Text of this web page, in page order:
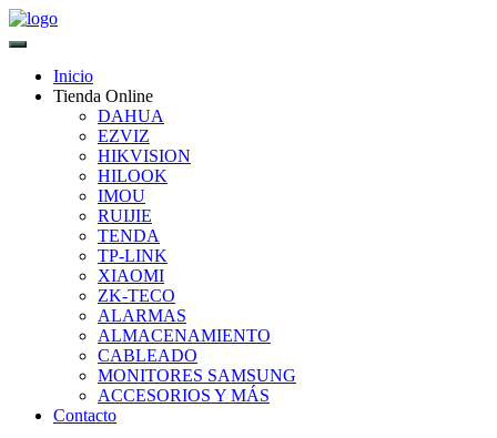
Inicio
Tienda Online
DAHUA
EZVIZ
HIKVISION
HILOOK
IMOU
RUIJIE
TENDA
TP-LINK
XIAOMI
ZK-TECO
ALARMAS
ALMACENAMIENTO
CABLEADO
MONITORES SAMSUNG
ACCESORIOS Y MÁS
Contacto